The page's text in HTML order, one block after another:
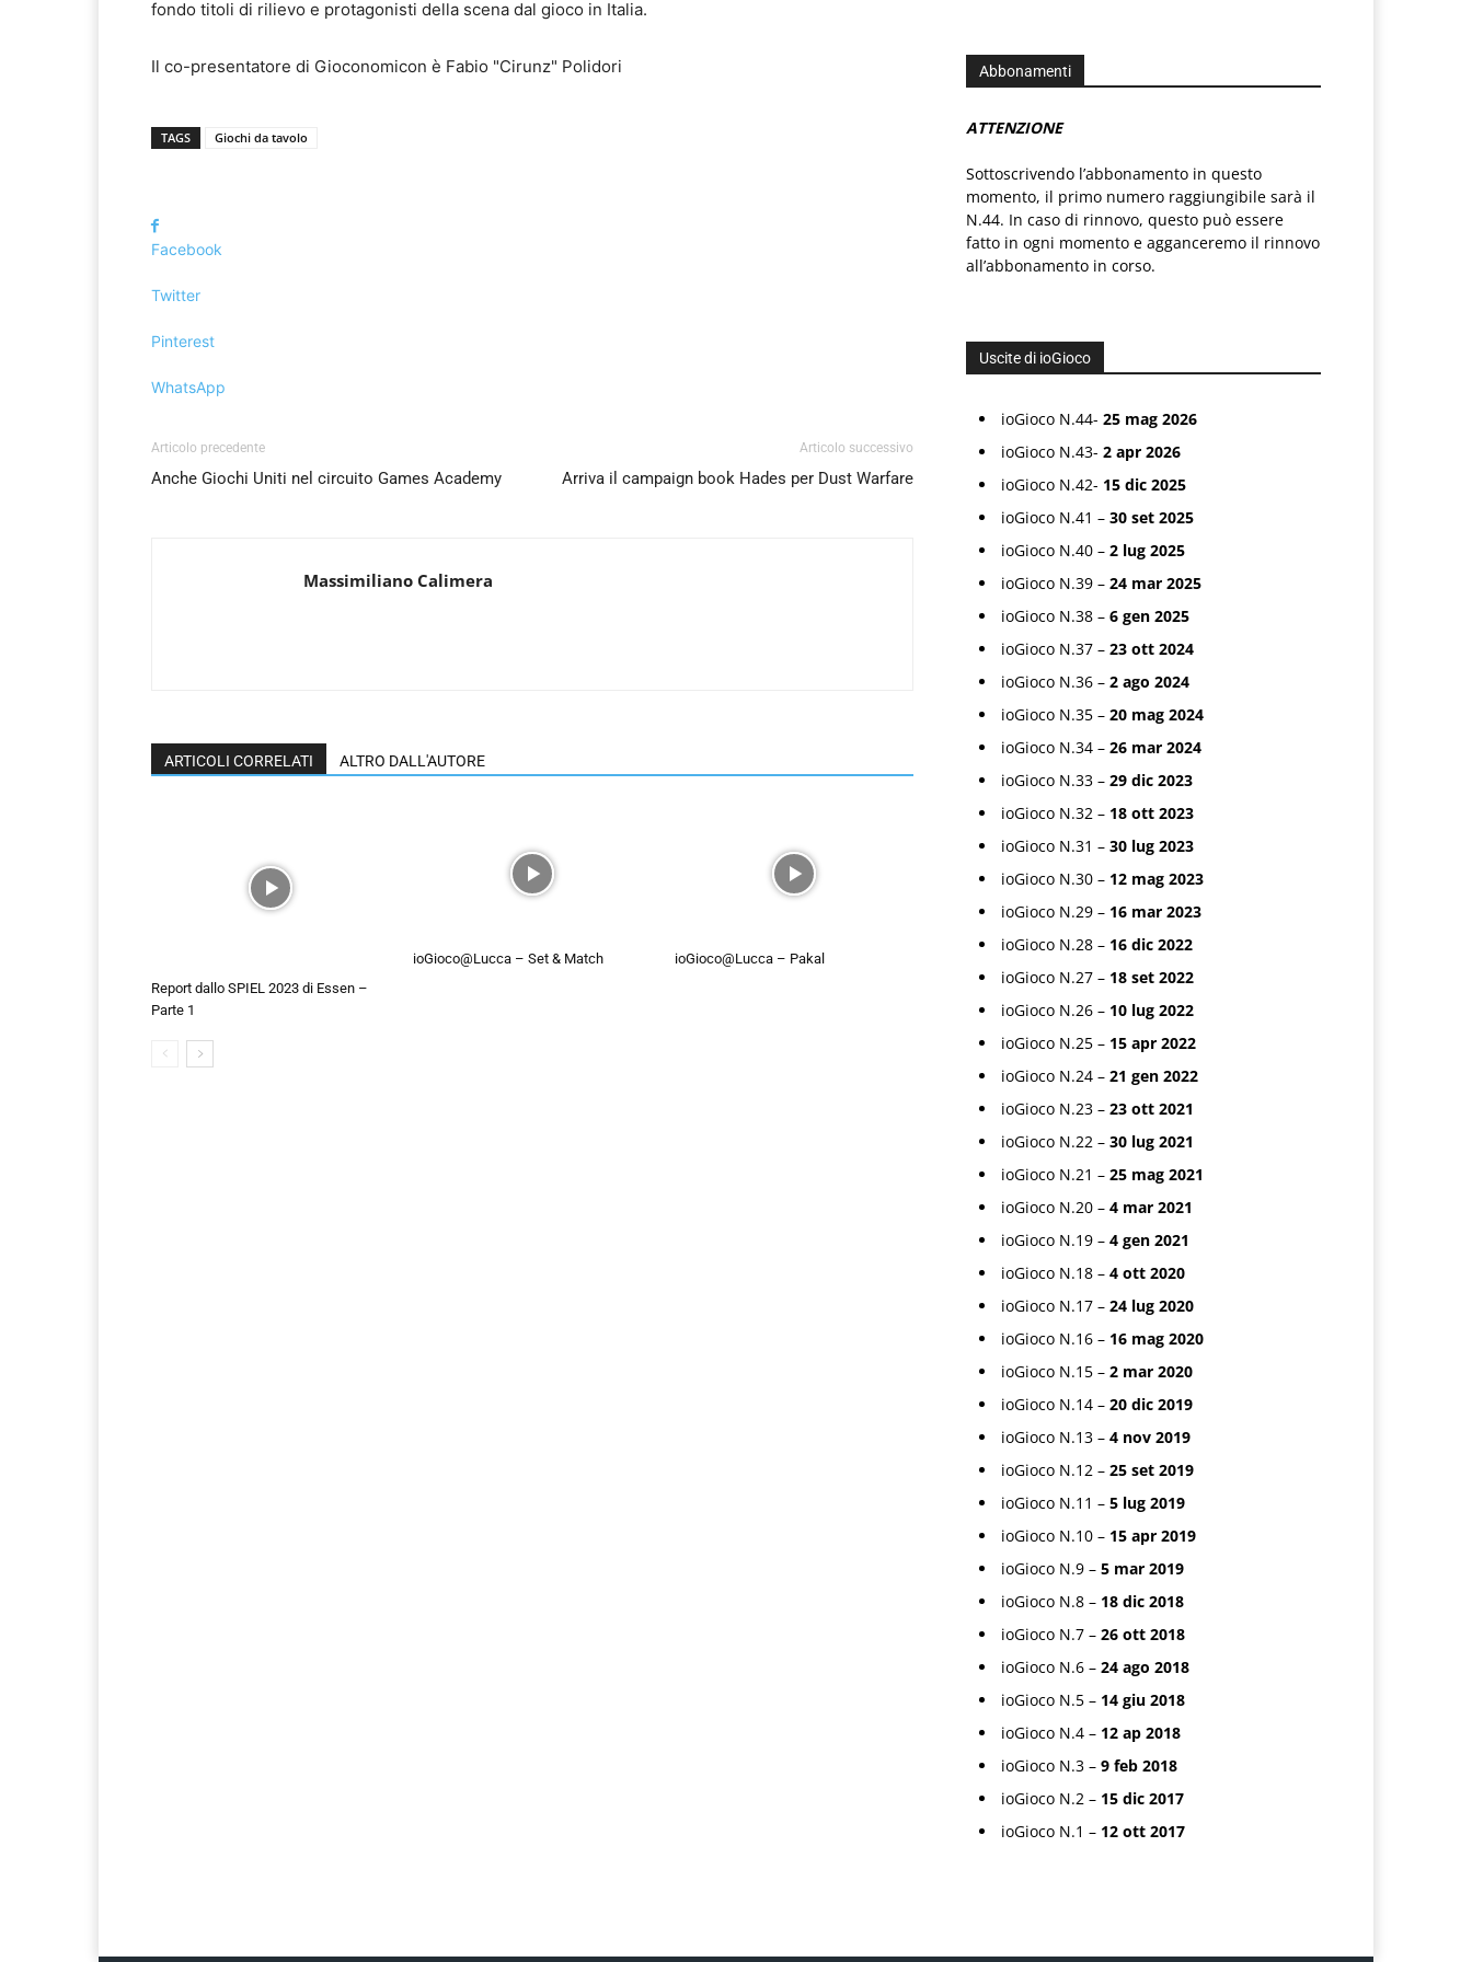
fondo titoli di rilievo e protagonisti della scena dal gioco in Italia.
Il co-presentatore di Gioconomicon è Fabio "Cirunz" Polidori
TAGS Giochi da tavolo
Facebook
Twitter
Pinterest
WhatsApp
Articolo precedente
Anche Giochi Uniti nel circuito Games Academy
Articolo successivo
Arriva il campaign book Hades per Dust Warfare
Massimiliano Calimera
ARTICOLI CORRELATI ALTRO DALL'AUTORE
Report dallo SPIEL 2023 di Essen –
Parte 1
ioGioco@Lucca – Set & Match ioGioco@Lucca – Pakal
Abbonamenti
ATTENZIONE
Sottoscrivendo l’abbonamento in questo
momento, il primo numero raggiungibile sarà il
N.44. In caso di rinnovo, questo può essere
fatto in ogni momento e agganceremo il rinnovo
all’abbonamento in corso.
Uscite di ioGioco
ioGioco N.44- 25 mag 2026
ioGioco N.43- 2 apr 2026
ioGioco N.42- 15 dic 2025
ioGioco N.41 – 30 set 2025
ioGioco N.40 – 2 lug 2025
ioGioco N.39 – 24 mar 2025
ioGioco N.38 – 6 gen 2025
ioGioco N.37 – 23 ott 2024
ioGioco N.36 – 2 ago 2024
ioGioco N.35 – 20 mag 2024
ioGioco N.34 – 26 mar 2024
ioGioco N.33 – 29 dic 2023
ioGioco N.32 – 18 ott 2023
ioGioco N.31 – 30 lug 2023
ioGioco N.30 – 12 mag 2023
ioGioco N.29 – 16 mar 2023
ioGioco N.28 – 16 dic 2022
ioGioco N.27 – 18 set 2022
ioGioco N.26 – 10 lug 2022
ioGioco N.25 – 15 apr 2022
ioGioco N.24 – 21 gen 2022
ioGioco N.23 – 23 ott 2021
ioGioco N.22 – 30 lug 2021
ioGioco N.21 – 25 mag 2021
ioGioco N.20 – 4 mar 2021
ioGioco N.19 – 4 gen 2021
ioGioco N.18 – 4 ott 2020
ioGioco N.17 – 24 lug 2020
ioGioco N.16 – 16 mag 2020
ioGioco N.15 – 2 mar 2020
ioGioco N.14 – 20 dic 2019
ioGioco N.13 – 4 nov 2019
ioGioco N.12 – 25 set 2019
ioGioco N.11 – 5 lug 2019
ioGioco N.10 – 15 apr 2019
ioGioco N.9 – 5 mar 2019
ioGioco N.8 – 18 dic 2018
ioGioco N.7 – 26 ott 2018
ioGioco N.6 – 24 ago 2018
ioGioco N.5 – 14 giu 2018
ioGioco N.4 – 12 ap 2018
ioGioco N.3 – 9 feb 2018
ioGioco N.2 – 15 dic 2017
ioGioco N.1 – 12 ott 2017